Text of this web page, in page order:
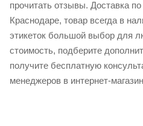
прочитать отзывы. Доставка
Краснодаре, товар всегда в
этикеток большой выбор для
стоимость, подберите
получите бесплатную
менеджеров в интернет-